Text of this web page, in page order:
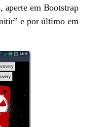
aperte em Bootstrap
e por último em